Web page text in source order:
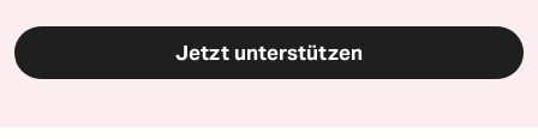
Jetzt unterstützen